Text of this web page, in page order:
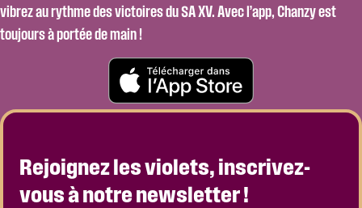
vibrez au rythme des victoires du SA XV. Avec l’app, Chanzy est
toujours à portée de main !
Rejoignez les violets, inscrivez-
vous à notre newsletter !